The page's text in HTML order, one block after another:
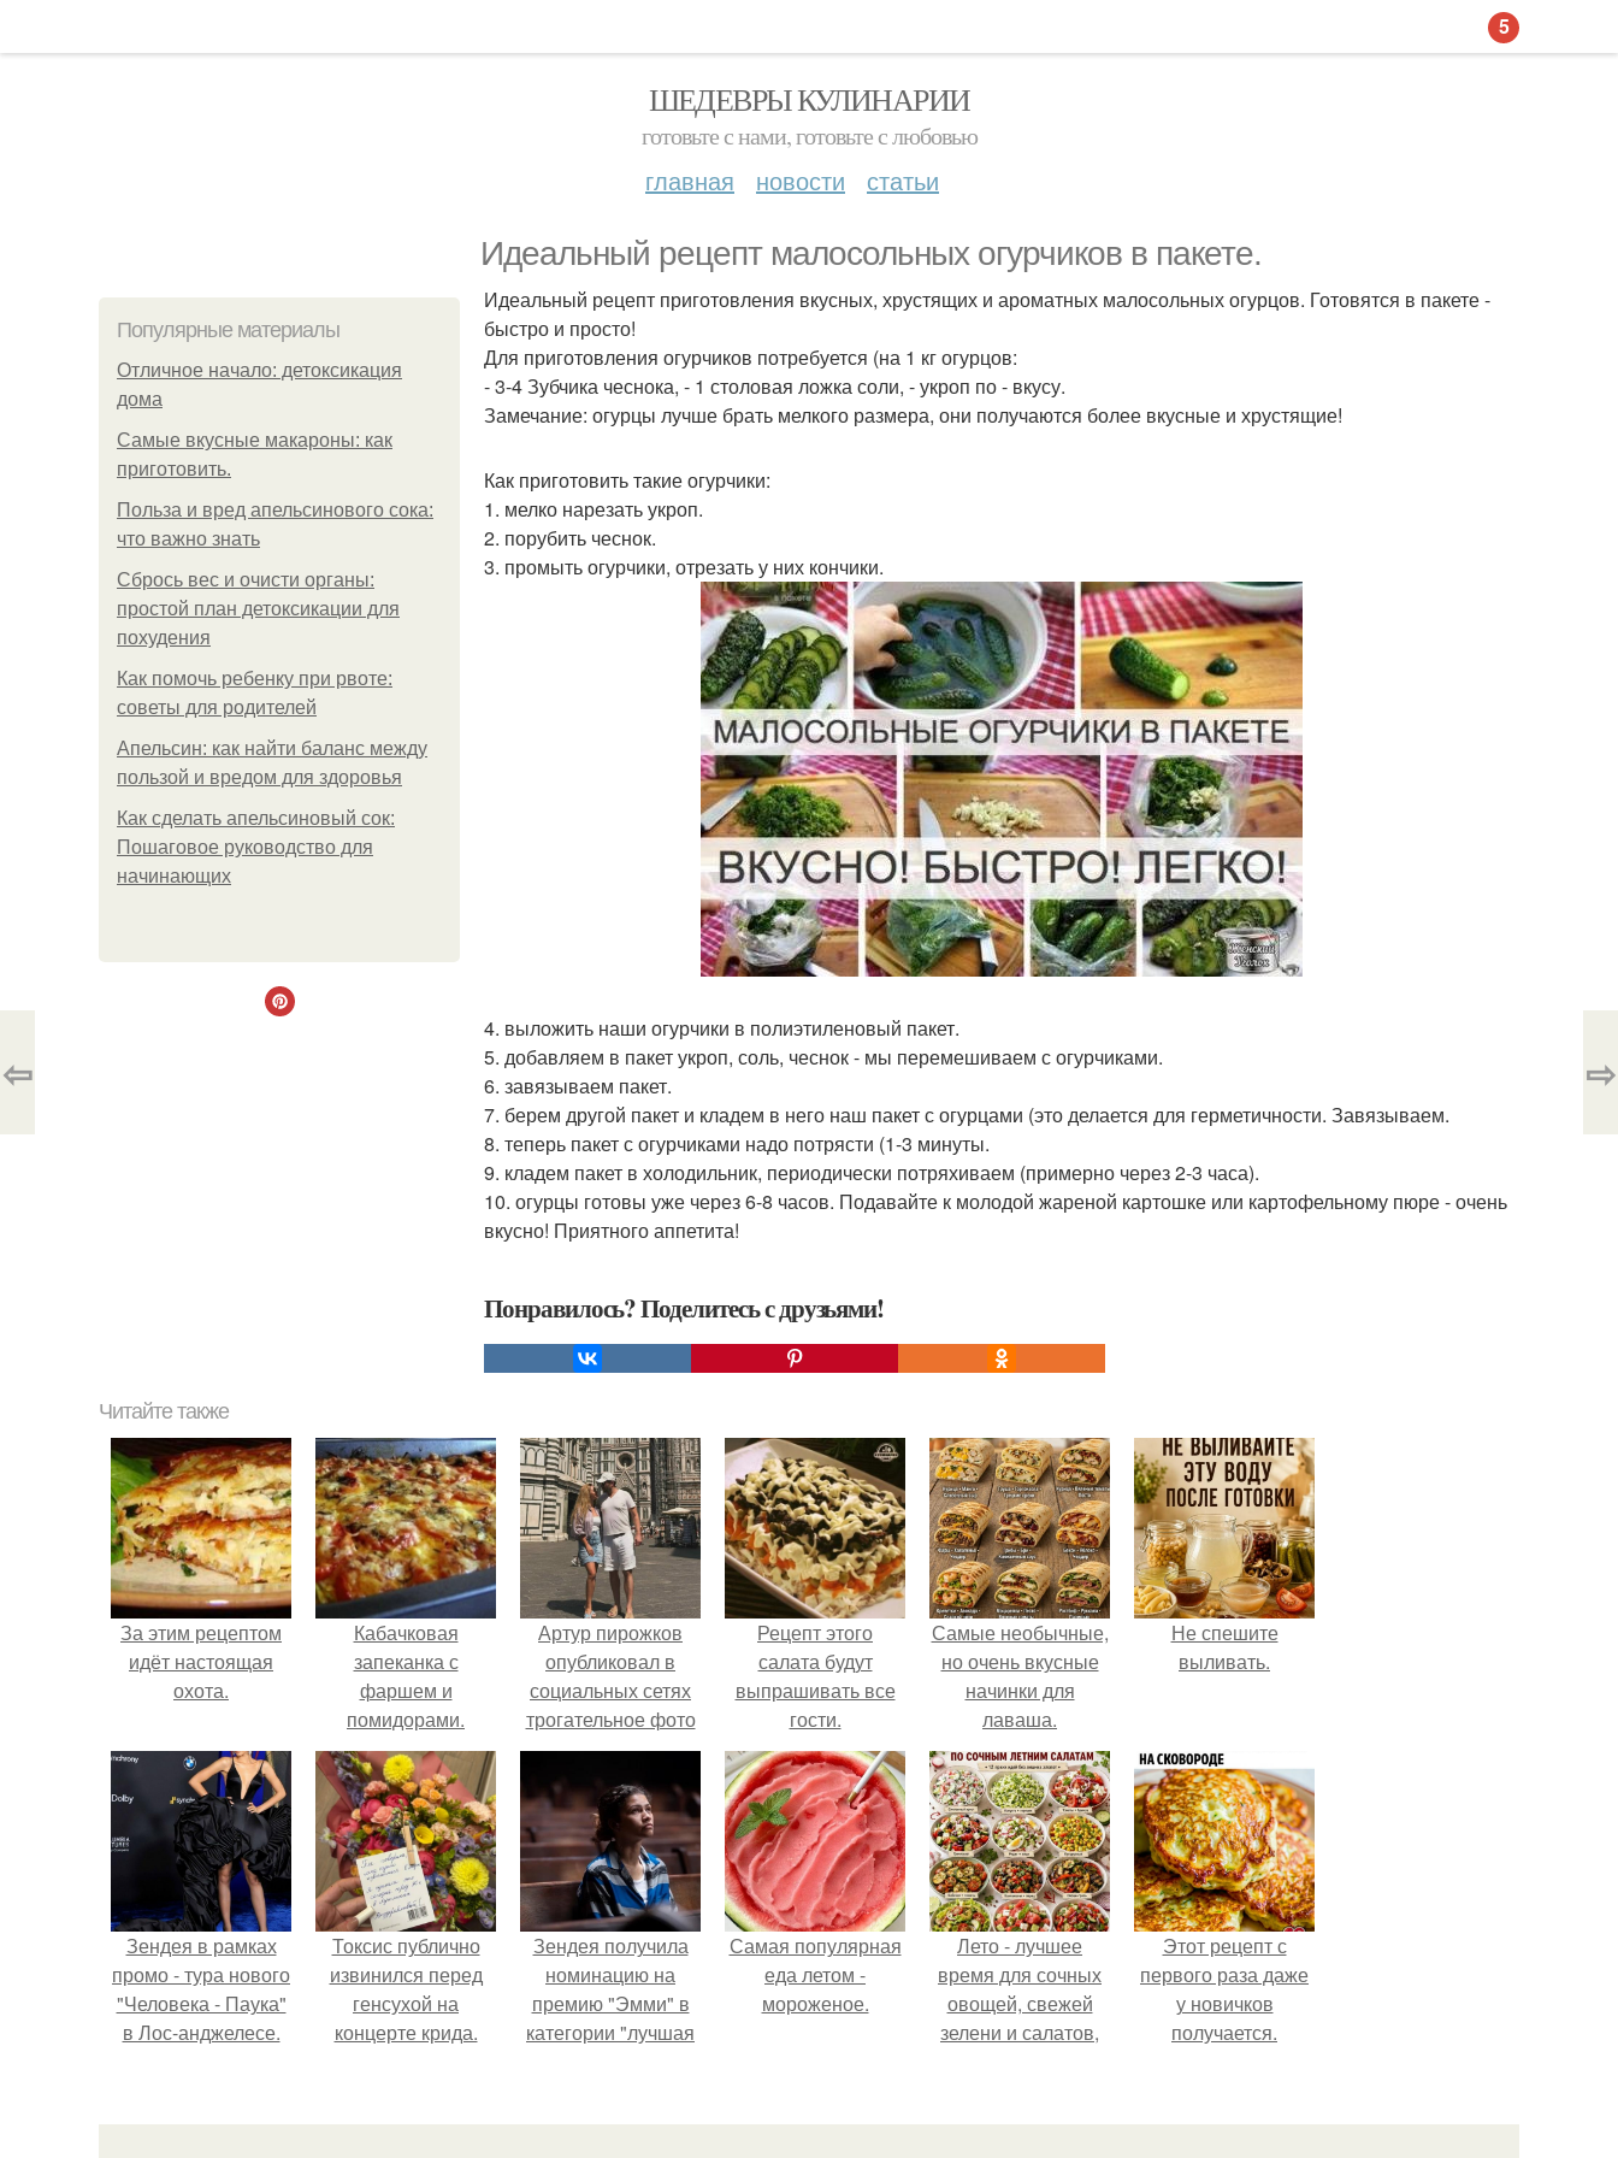
ШЕДЕВРЫ КУЛИНАРИИ
готовьте с нами, готовьте с любовью
главная новости статьи
Идеальный рецепт малосольных огурчиков в пакете.
Популярные материалы
Отличное начало: детоксикация
дома
Самые вкусные макароны: как
приготовить.
Польза и вред апельсинового сока:
что важно знать
Сбрось вес и очисти органы:
простой план детоксикации для
похудения
Как помочь ребенку при рвоте:
советы для родителей
Апельсин: как найти баланс между
пользой и вредом для здоровья
Как сделать апельсиновый сок:
Пошаговое руководство для
начинающих
Идеальный рецепт приготовления вкусных, хрустящих и ароматных малосольных огурцов. Готовятся в пакете -
быстро и просто!
Для приготовления огурчиков потребуется (на 1 кг огурцов:
- 3-4 Зубчика чеснока, - 1 столовая ложка соли, - укроп по - вкусу.
Замечание: огурцы лучше брать мелкого размера, они получаются более вкусные и хрустящие!
Как приготовить такие огурчики:
1. мелко нарезать укроп.
2. порубить чеснок.
3. промыть огурчики, отрезать у них кончики.
4. выложить наши огурчики в полиэтиленовый пакет.
5. добавляем в пакет укроп, соль, чеснок - мы перемешиваем с огурчиками.
6. завязываем пакет.
7. берем другой пакет и кладем в него наш пакет с огурцами (это делается для герметичности. Завязываем.
8. теперь пакет с огурчиками надо потрясти (1-3 минуты.
9. кладем пакет в холодильник, периодически потряхиваем (примерно через 2-3 часа).
10. огурцы готовы уже через 6-8 часов. Подавайте к молодой жареной картошке или картофельному пюре - очень
вкусно! Приятного аппетита!
Понравилось? Поделитесь с друзьями!
⇦ ⇨
Читайте также
За этим рецептом
идёт настоящая
охота.
Кабачковая
запеканка с
фаршем и
помидорами.
Артур пирожков
опубликовал в
социальных сетях
трогательное фото
с супругой
Анжеликой,
сделанное во
время их недавнего
путешествия в
Италию.
Рецепт этого
салата будут
выпрашивать все
гости.
Самые необычные,
но очень вкусные
начинки для
лаваша.
Не спешите
выливать.
Зендея в рамках
промо - тура нового
"Человека - Паука"
в Лос-анджелесе.
Токсис публично
извинился перед
генсухой на
концерте крида.
Зендея получила
номинацию на
премию "Эмми" в
категории "лучшая
сериале" за третий
Самая популярная
еда летом -
мороженое.
Лето - лучшее
время для сочных
овощей, свежей
зелени и салатов,
несколько минут.
Этот рецепт с
первого раза даже
у новичков
получается.
5